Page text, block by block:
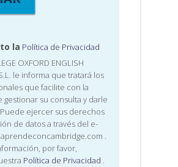
la Política de Privacidad
OXFORD ENGLISH
le informa que tratará los
que facilite con la
gestionar su consulta y darle
ejercer sus derechos
de datos a través del e-
.
por favor,
Política de Privacidad .